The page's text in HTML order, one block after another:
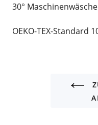
30° Maschinenwäsche
OEKO-TEX-Standard